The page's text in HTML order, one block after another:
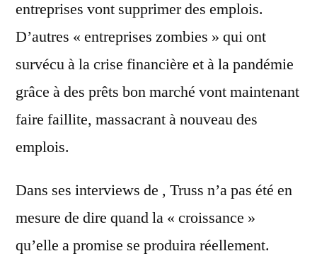
entreprises vont supprimer des emplois.
D’autres « entreprises zombies » qui ont
survécu à la crise financière et à la pandémie
grâce à des prêts bon marché vont maintenant
faire faillite, massacrant à nouveau des
emplois.
Dans ses interviews de , Truss n’a pas été en
mesure de dire quand la « croissance »
qu’elle a promise se produira réellement.